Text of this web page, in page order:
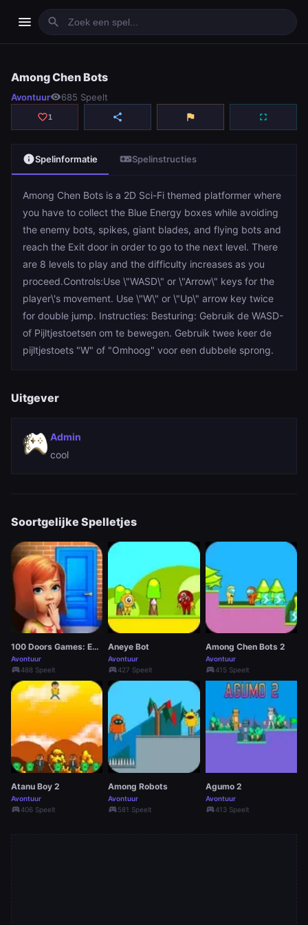
menu search
play_arrowSpelen
Among Chen Bots
Avontuurvisibility685 Speelt
favorite_border1 share flag fullscreen
infoSpelinformatie videogame_assetSpelinstructies
Among Chen Bots is a 2D Sci-Fi themed platformer where
you have to collect the Blue Energy boxes while avoiding
the enemy bots, spikes, giant blades, and flying bots and
reach the Exit door in order to go to the next level. There
are 8 levels to play and the difficulty increases as you
proceed.Controls:Use \"WASD\" or \"Arrow\" keys for the
player\'s movement. Use \"W\" or \"Up\" arrow key twice
for double jump. Instructies: Besturing: Gebruik de WASD-
of Pijltjestoetsen om te bewegen. Gebruik twee keer de
pijltjestoets "W" of "Omhoog" voor een dubbele sprong.
Uitgever
Admin
cool
Soortgelijke Spelletjes
100 Doors Games: Escape from School
Avontuur
sports_esports488 Speelt
Aneye Bot
Avontuur
sports_esports427 Speelt
Among Chen Bots 2
Avontuur
sports_esports415 Speelt
Atanu Boy 2
Avontuur
sports_esports406 Speelt
Among Robots
Avontuur
sports_esports581 Speelt
Agumo 2
Avontuur
sports_esports413 Speelt